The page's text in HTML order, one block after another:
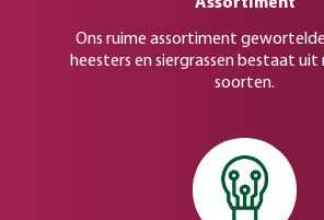
Ons ruime assortiment
heesters en siergrassen bestaat uit
soorten.